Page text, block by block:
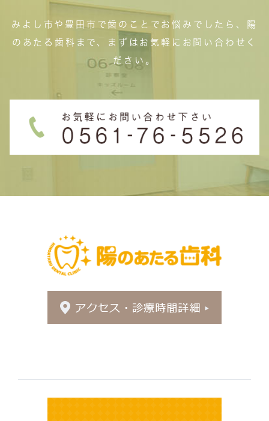
みよし市や豊田市で歯のことでお悩みでしたら、陽
のあたる歯科まで、まずはお気軽にお問い合わせく
ださい。